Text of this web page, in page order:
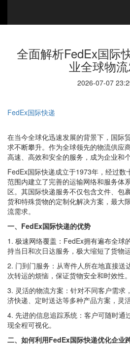
全面解析FedEx国际
业全球物
2026-07-07
FedEx国际快递
在当今全球化迅速发展的背景下，国际
求不断攀升。作为全球领先的物流供应
高速、高效和安全的服务，成为企业和
FedEx国际快递成立于1973年，经过数
范围内建立了完善的运输网络和服务体
区。其国际快递服务不仅包含文件、包
货和特殊货物的定制化解决方案，最大
流需求。
一、FedEx国际快递的优势
1. 极速网络覆盖：FedEx拥有遍布全球
持当日和次日达服务，极大缩短了货物运
2. 门到门服务：从寄件人所在地直接送
次转运的烦恼，保证货物安全和时效性。
3. 灵活的物流方案：针对不同客户需求
济快递、定时送达等多种产品方案，灵
4. 先进的信息追踪系统：客户可随时通
现全程可视化。
二、如何利用FedEx国际快递优化企业